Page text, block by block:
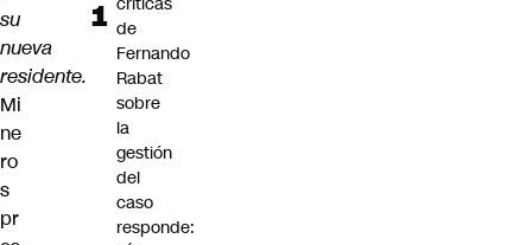
su
nueva
residente.
Mi
ne
ro
s
pr
de
Fernando
Rabat
sobre
la
gestión
del
caso
responde: